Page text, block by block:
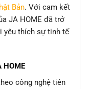
Bản. Với cam kết
JA HOME đã trở
yêu thích sự tinh tế
HOME
công nghệ tiên